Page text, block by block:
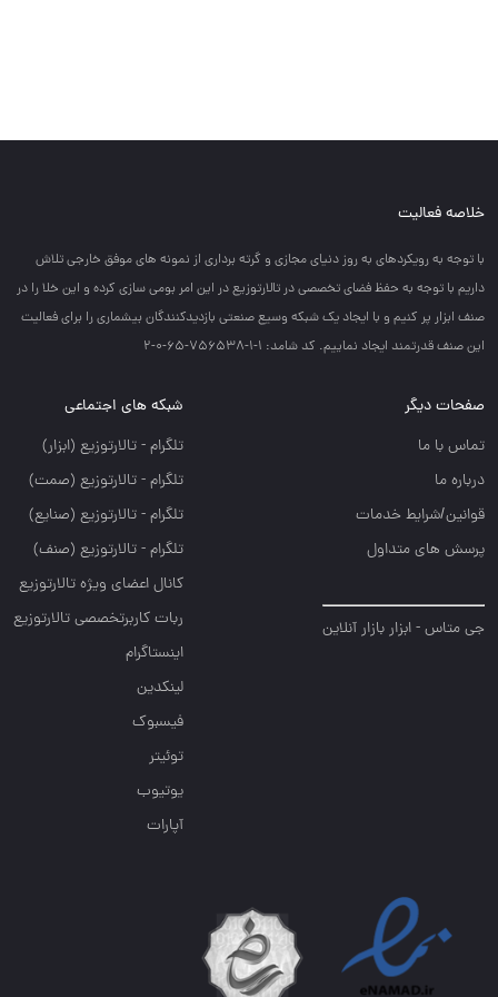
خلاصه فعالیت
با توجه به رويكردهاي به روز دنياي مجازي و گرته برداري از نمونه هاي موفق خارجي تلاش
داريم با توجه به حفظ فضاي تخصصي در تالارتوزيع در اين امر بومي سازي كرده و اين خلا را در
صنف ابزار پر كنيم و با ايجاد يك شبكه وسيع صنعتي بازديدكنندگان بيشماري را براي فعاليت
اين صنف قدرتمند ايجاد نماييم. کد شامد: 1-1-756538-65-0-2
صفحات دیگر
تماس با ما
درباره ما
قوانین/شرایط خدمات
پرسش های متداول
جی متاس - ابزار بازار آنلاین
شبکه های اجتماعی
تلگرام - تالارتوزيع (ابزار)
تلگرام - تالارتوزيع (صمت)
تلگرام - تالارتوزيع (صنايع)
تلگرام - تالارتوزیع (صنف)
کانال اعضای ویژه تالارتوزیع
ربات کاربرتخصصی تالارتوزیع
اینستاگرام
لینکدین
فیسبوک
توئیتر
یوتیوب
آپارات